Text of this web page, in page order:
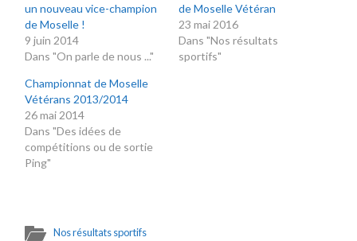
un nouveau vice-champion
de Moselle !
9 juin 2014
Dans "On parle de nous ..."
de Moselle Vétéran
23 mai 2016
Dans "Nos résultats
sportifs"
Championnat de Moselle
Vétérans 2013/2014
26 mai 2014
Dans "Des idées de
compétitions ou de sortie
Ping"
Nos résultats sportifs